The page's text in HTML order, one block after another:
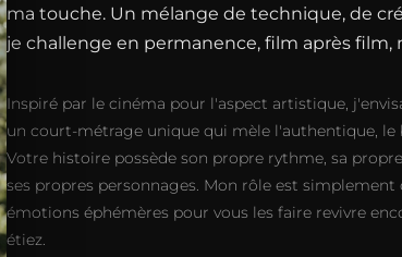
ma touche. Un mélange de technique, de
je challenge en permanence, film après film,
Inspiré par le cinéma pour l'aspect artistique,
un court-métrage unique qui mèle l'authentique,
Votre histoire possède son propre rythme, sa
ses propres personnages. Mon rôle est
émotions éphémères pour vous les faire revivre
étiez.